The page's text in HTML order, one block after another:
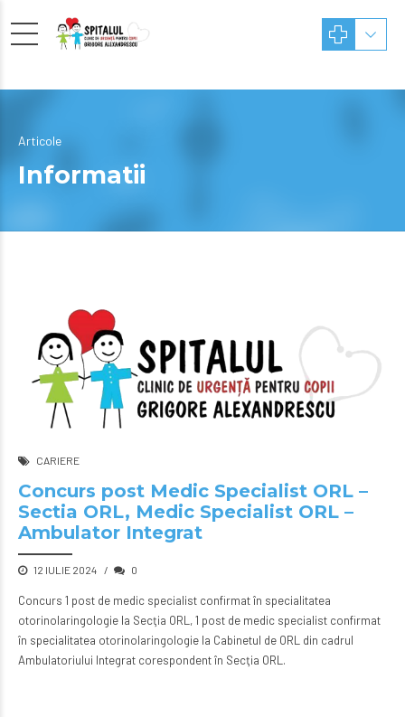
Articole
Informatii
CARIERE
Concurs post Medic Specialist ORL –
Sectia ORL, Medic Specialist ORL –
Ambulator Integrat
12 IULIE 2024 0
Concurs 1 post de medic specialist confirmat în specialitatea
otorinolaringologie la Secţia ORL, 1 post de medic specialist confirmat
în specialitatea otorinolaringologie la Cabinetul de ORL din cadrul
Ambulatoriului Integrat corespondent în Secţia ORL.